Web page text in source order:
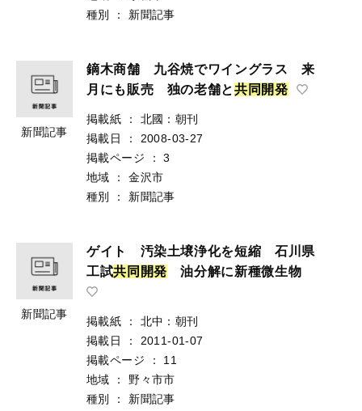
種別
： 新聞記事
新聞記事
鏑木商舗 九谷焼でワイングラス 来
月にも販売 独の老舗と共 同 開発
掲載紙 ：
北國：朝刊
掲載日
：
2008-03-27
掲載ページ
：
3
地域
：
金沢市
種別
： 新聞記事
新聞記事
ゲイト 汚染土壌浄化を短縮 石川県
工試共 同 開発 油分解に新種微生物
掲載紙 ：
北中：朝刊
掲載日
：
2011-01-07
掲載ページ
：
11
地域
：
野々市市
種別
： 新聞記事